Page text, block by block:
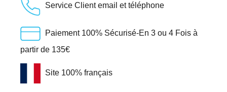
Service Client email et téléphone
Paiement 100% Sécurisé-En 3 ou 4 Fois à
partir de 135€
Site 100% français